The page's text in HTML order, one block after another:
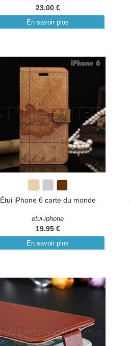
23.00 €
En savoir plus
Étui iPhone 6 carte du monde
etui-iphone
19.95 €
En savoir plus